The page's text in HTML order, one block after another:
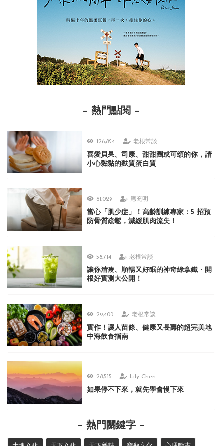
熱門點閱
126,824 老根常談
喜愛貝果、司康、甜甜圈或可頌的你，請
小心黏黏的麩質蛋白質
61,029 應充明
當心「肌少症」！高齡訓練專家：5 招預
防骨質疏鬆，減緩肌肉流失！
58,714 老根常談
讓你清瘦、順暢又好眠的神奇綠拿鐵 ‧ 開
根好實測大公開！
29,400 老根常談
實作！讓人苗條、健康又長壽的超完美地
中海飲食指南
28,515 Lily Chen
如果停不下來，就先學會慢下來
熱門關鍵字